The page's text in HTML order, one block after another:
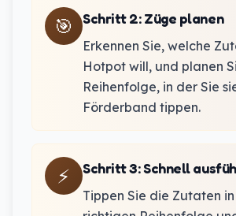
🎯 Schritt 2:Züge planen
Erkennen Sie, welche
Hotpot will, und planen
Reihenfolge, in der Sie
Förderband tippen.
⚡ Schritt 3:Schnell
Tippen Sie die Zutaten